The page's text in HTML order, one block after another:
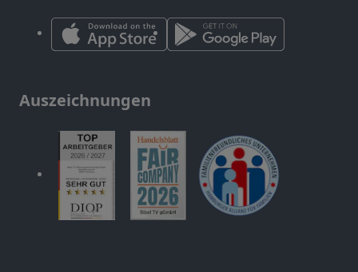
Auszeichnungen